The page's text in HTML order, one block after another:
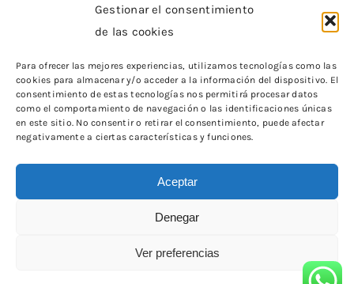
Gestionar el consentimiento
de las cookies
Para ofrecer las mejores experiencias, utilizamos tecnologías como las
cookies para almacenar y/o acceder a la información del dispositivo. El
consentimiento de estas tecnologías nos permitirá procesar datos
como el comportamiento de navegación o las identificaciones únicas
en este sitio. No consentir o retirar el consentimiento, puede afectar
negativamente a ciertas características y funciones.
Aceptar
Denegar
Ver preferencias
«Financiado por la Unión Europea – NextGenerationEU.
y no reflejan necesariamente los de la Unión Europea o la Comisión
Europea.